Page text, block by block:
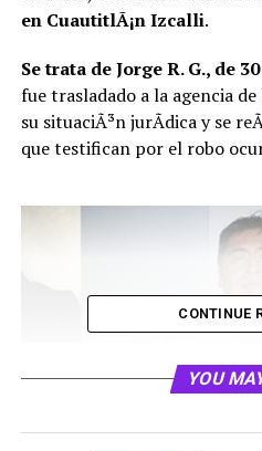
en CuautitlÃ¡n Izcalli.
Se trata de Jorge R. G., de
fue trasladado a la agencia de
su situaciÃ³n jurÃ­dica y se
que testifican por el robo
CONTINUE
YOU